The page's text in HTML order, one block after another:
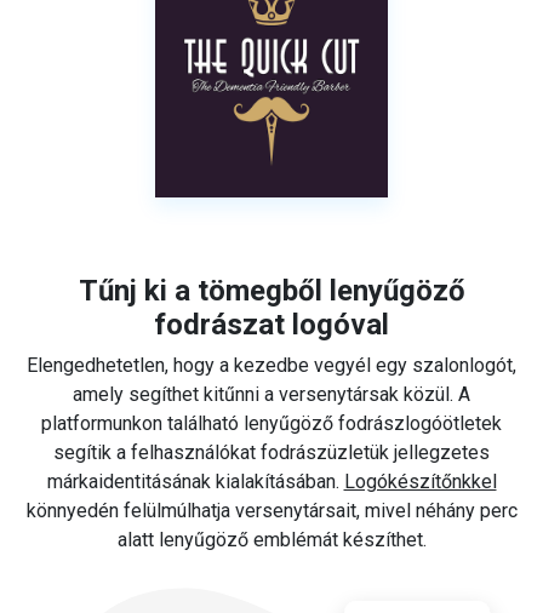
Tűnj ki a tömegből lenyűgöző
fodrászat logóval
Elengedhetetlen, hogy a kezedbe vegyél egy szalonlogót,
amely segíthet kitűnni a versenytársak közül. A
platformunkon található lenyűgöző fodrászlogóötletek
segítik a felhasználókat fodrászüzletük jellegzetes
márkaidentitásának kialakításában. Logókészítőnkkel
könnyedén felülmúlhatja versenytársait, mivel néhány perc
alatt lenyűgöző emblémát készíthet.